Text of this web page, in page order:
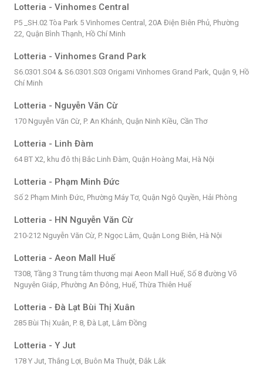
Lotteria - Vinhomes Central
P5 _SH.02 Tòa Park 5 Vinhomes Central, 20A Điện Biên Phủ, Phường
22, Quận Bình Thạnh, Hồ Chí Minh
Lotteria - Vinhomes Grand Park
S6.0301.S04 & S6.0301.S03 Origami Vinhomes Grand Park, Quận 9, Hồ
Chí Minh
Lotteria - Nguyễn Văn Cừ
170 Nguyễn Văn Cừ, P. An Khánh, Quận Ninh Kiều, Cần Thơ
Lotteria - Linh Đàm
64 BT X2, khu đô thị Bắc Linh Đàm, Quận Hoàng Mai, Hà Nội
Lotteria - Phạm Minh Đức
Số 2 Phạm Minh Đức, Phường Máy Tơ, Quận Ngô Quyền, Hải Phòng
Lotteria - HN Nguyễn Văn Cừ
210-212 Nguyễn Văn Cừ, P. Ngọc Lâm, Quận Long Biên, Hà Nội
Lotteria - Aeon Mall Huế
T308, Tầng 3 Trung tâm thương mại Aeon Mall Huế, Số 8 đường Võ
Nguyên Giáp, Phường An Đông, Huế, Thừa Thiên Huế
Lotteria - Đà Lạt Bùi Thị Xuân
285 Bùi Thị Xuân, P. 8, Đà Lạt, Lâm Đồng
Lotteria - Y Jut
178 Y Jut, Thắng Lợi, Buôn Ma Thuột, Đắk Lắk